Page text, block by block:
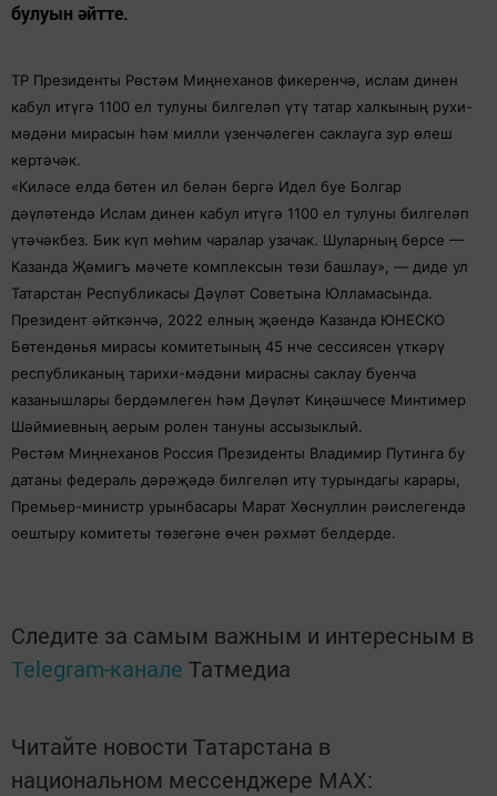
булуын әйтте.
ТР Президенты Рөстәм Миңнеханов фикеренчә, ислам динен
кабул итүгә 1100 ел тулуны билгеләп үтү татар халкының рухи-
мәдәни мирасын һәм милли үзенчәлеген саклауга зур өлеш
кертәчәк.
«Киләсе елда бөтен ил белән бергә Идел буе Болгар
дәүләтендә Ислам динен кабул итүгә 1100 ел тулуны билгеләп
үтәчәкбез. Бик күп мөһим чаралар узачак. Шуларның берсе —
Казанда Җәмигъ мәчете комплексын төзи башлау», — диде ул
Татарстан Республикасы Дәүләт Советына Юлламасында.
Президент әйткәнчә, 2022 елның җәендә Казанда ЮНЕСКО
Бөтендөнья мирасы комитетының 45 нче сессиясен үткәрү
республиканың тарихи-мәдәни мирасны саклау буенча
казанышлары бердәмлеген һәм Дәүләт Киңәшчесе Минтимер
Шәймиевның аерым ролен тануны ассызыклый.
Рөстәм Миңнеханов Россия Президенты Владимир Путинга бу
датаны федераль дәрәҗәдә билгеләп итү турындагы карары,
Премьер-министр урынбасары Марат Хөснуллин рәислегендә
оештыру комитеты төзегәне өчен рәхмәт белдерде.
Следите за самым важным и интересным в
Telegram-канале Татмедиа
Читайте новости Татарстана в
национальном мессенджере MАХ: